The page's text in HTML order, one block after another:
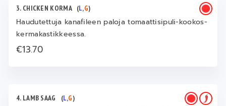
3. CHICKEN KORMA (L,G)
Haudutettuja kanafileen paloja tomaattisipuli-kookos-
kermakastikkeessa.
€13.70
4. LAMB SAAG (L,G)